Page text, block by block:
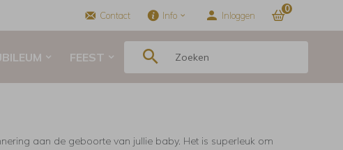
Contact Info Inloggen
0
FEEST
aan de geboorte van jullie baby. Het is superleuk om